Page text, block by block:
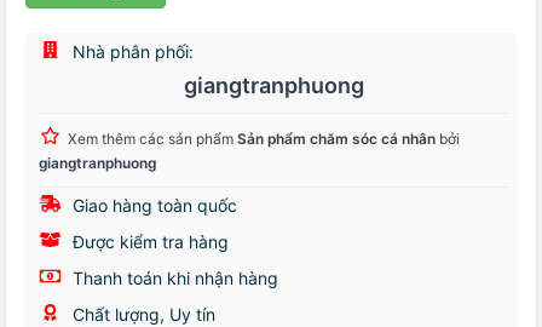
Nhà phân phối:
giangtranphuong
Xem thêm các sản phẩm Sản phẩm chăm sóc cá nhân bởi
giangtranphuong
Giao hàng toàn quốc
Được kiểm tra hàng
Thanh toán khi nhận hàng
Chất lượng, Uy tín